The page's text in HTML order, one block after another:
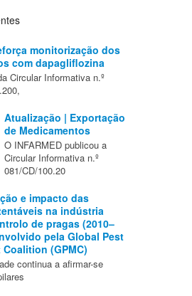
monitorização dos
com dapagliflozina
Circular Informativa n.º
Atualização | Exportação
de Medicamentos
O INFARMED publicou a
Circular Informativa n.º
081/CD/100.20
e impacto das
na indústria
de pragas (2010–
pela Global Pest
(GPMC)
continua a afirmar-se